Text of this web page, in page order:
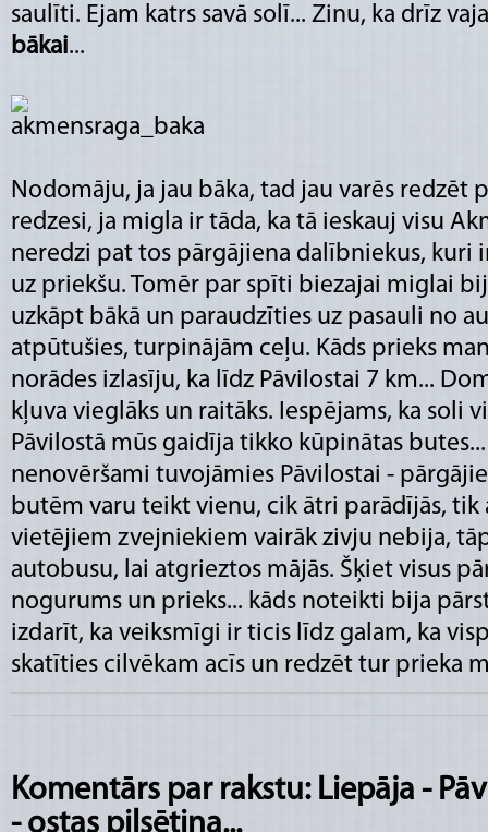
saulīti. Ejam katrs savā solī... Zinu, ka drīz
bākai...
Nodomāju, ja jau bāka, tad jau varēs redzēt
redzesi, ja migla ir tāda, ka tā ieskauj visu
neredzi pat tos pārgājiena dalībniekus, kuri
uz priekšu. Tomēr par spīti biezajai miglai
uzkāpt bākā un paraudzīties uz pasauli no
atpūtušies, turpinājām ceļu. Kāds prieks
norādes izlasīju, ka līdz Pāvilostai 7 km...
kļuva vieglāks un raitāks. Iespējams, ka soli
Pāvilostā mūs gaidīja tikko kūpinātas
nenovēršami tuvojāmies Pāvilostai -
butēm varu teikt vienu, cik ātri parādījās, tik
vietējiem zvejniekiem vairāk zivju nebija,
autobusu, lai atgrieztos mājās. Šķiet visus
nogurums un prieks... kāds noteikti bija
izdarīt, ka veiksmīgi ir ticis līdz galam, ka
skatīties cilvēkam acīs un redzēt tur
Komentārs par rakstu: Liepāja -
- ostas pilsētiņa...